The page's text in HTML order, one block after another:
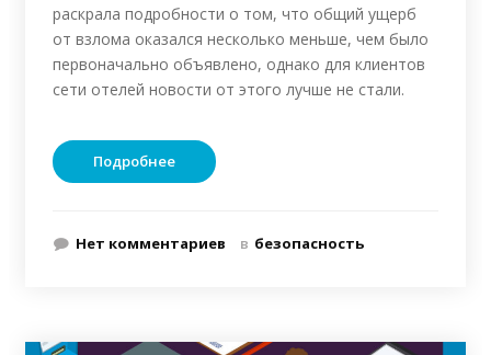
раскрала подробности о том, что общий ущерб
от взлома оказался несколько меньше, чем было
первоначально объявлено, однако для клиентов
сети отелей новости от этого лучше не стали.
Подробнее
Нет комментариев в безопасность